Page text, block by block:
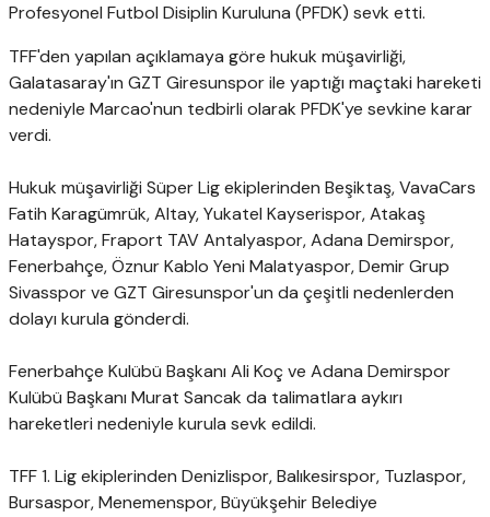
Profesyonel Futbol Disiplin Kuruluna (PFDK) sevk etti.
TFF'den yapılan açıklamaya göre hukuk müşavirliği,
Galatasaray'ın GZT Giresunspor ile yaptığı maçtaki hareketi
nedeniyle Marcao'nun tedbirli olarak PFDK'ye sevkine karar
verdi.
Hukuk müşavirliği Süper Lig ekiplerinden Beşiktaş, VavaCars
Fatih Karagümrük, Altay, Yukatel Kayserispor, Atakaş
Hatayspor, Fraport TAV Antalyaspor, Adana Demirspor,
Fenerbahçe, Öznur Kablo Yeni Malatyaspor, Demir Grup
Sivasspor ve GZT Giresunspor'un da çeşitli nedenlerden
dolayı kurula gönderdi.
Fenerbahçe Kulübü Başkanı Ali Koç ve Adana Demirspor
Kulübü Başkanı Murat Sancak da talimatlara aykırı
hareketleri nedeniyle kurula sevk edildi.
TFF 1. Lig ekiplerinden Denizlispor, Balıkesirspor, Tuzlaspor,
Bursaspor, Menemenspor, Büyükşehir Belediye